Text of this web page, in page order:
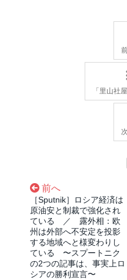
「里山社
前へ
［Sputnik］ロシア経済は
原油安と制裁で強化され
ている ／ 露外相：欧
州は外部へ不安定を投影
する地域へと様変わりし
ている 〜スプートニク
の2つの記事は、事実上ロ
シアの勝利宣言〜